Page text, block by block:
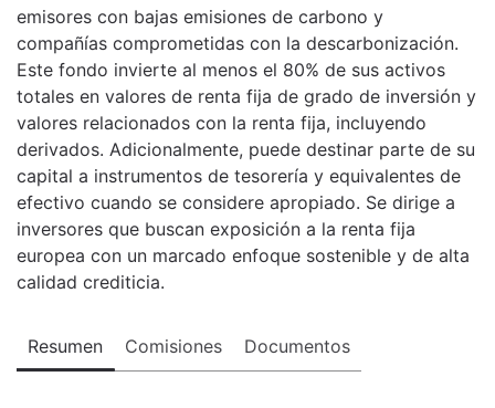
emisores con bajas emisiones de carbono y
compañías comprometidas con la descarbonización.
Este fondo invierte al menos el 80% de sus activos
totales en valores de renta fija de grado de inversión y
valores relacionados con la renta fija, incluyendo
derivados. Adicionalmente, puede destinar parte de su
capital a instrumentos de tesorería y equivalentes de
efectivo cuando se considere apropiado. Se dirige a
inversores que buscan exposición a la renta fija
europea con un marcado enfoque sostenible y de alta
calidad crediticia.
Resumen Comisiones Documentos